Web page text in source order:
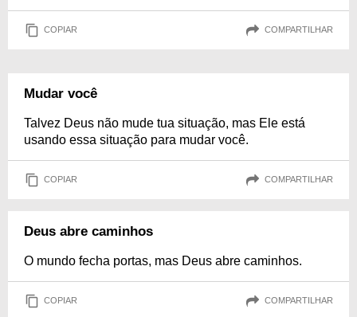
COPIAR COMPARTILHAR
Mudar você
Talvez Deus não mude tua situação, mas Ele está
usando essa situação para mudar você.
COPIAR COMPARTILHAR
Deus abre caminhos
O mundo fecha portas, mas Deus abre caminhos.
COPIAR COMPARTILHAR